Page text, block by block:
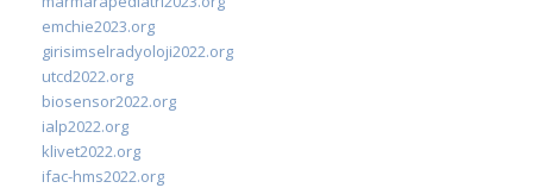
emchie2023.org
girisimselradyoloji2022.org
utcd2022.org
biosensor2022.org
ialp2022.org
klivet2022.org
ifac-hms2022.org